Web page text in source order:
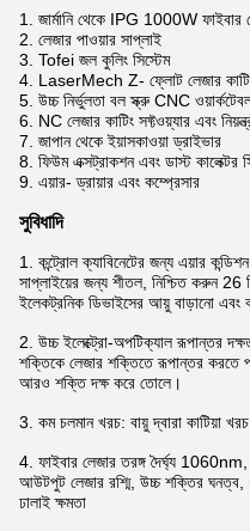
1. জার্মানি থেকে IPG 1000W ফাইবার
2. লেজার পাওয়ার সাপ্লাই
3. Tofei জল কুলিং সিস্টেম
4. LaserMech Z- ফ্লোট লেজার
5. উচ্চ নির্ভুলতা বল স্ক্রু CNC
6. NC লেজার কাটিং সফ্টওয়্যার এবং
7. জাপান থেকে ইয়াসকাওয়া ড্রাইভার
8. ফিউম এক্সট্রাকশন এবং ডাস্ট কালেক্টর
9. এয়ার- ড্রায়ার এবং কম্প্রেসার
সুবিধাদি
1. কন্ট্রোল ক্যাবিনেটের জন্য এয়ার
সাপ্লাইয়ের জন্য শীতল, নিশ্চিত করুন 26
ইলেকট্রনিক ডিভাইসের আয়ু বাড়ানো এবং
2. উচ্চ ইলেক্ট্রো-অপটিক্যাল রূপান্তর
শক্তিকে লেজার শক্তিতে রূপান্তর করতে
আরও শক্তি দক্ষ করে তোলে।
3. কম চলমান খরচ: বায়ু দ্বারা কাটিয়া
4. ফাইবার লেজার তরঙ্গ দৈর্ঘ্য
আউটপুট লেজার রশ্মি, উচ্চ শক্তির ঘনত্ব,
ঢালাই ক্ষমতা